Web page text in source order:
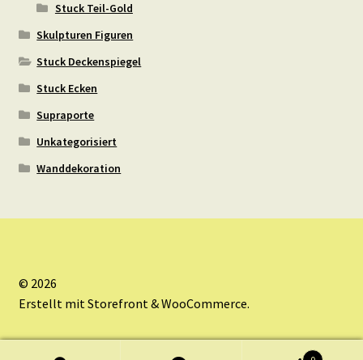
Stuck Teil-Gold
Skulpturen Figuren
Stuck Deckenspiegel
Stuck Ecken
Supraporte
Unkategorisiert
Wanddekoration
© 2026
Erstellt mit Storefront & WooCommerce.